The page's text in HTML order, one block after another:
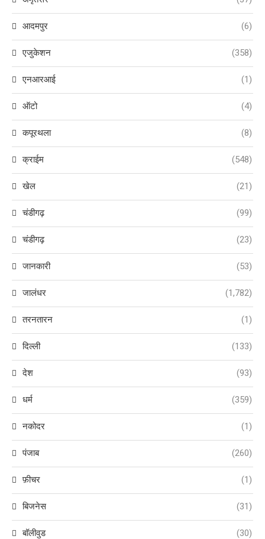
आदमपुर (6)
एजुकेशन (358)
एनआरआई (1)
ऑटो (4)
कपूरथला (8)
क्राईम (548)
खेल (21)
चंडीगढ़ (99)
चंडीगढ़ (23)
जानकारी (53)
जालंधर (1,782)
तरनतारन (1)
दिल्ली (133)
देश (93)
धर्म (359)
नकोदर (1)
पंजाब (260)
फ़ीचर (1)
बिजनेस (31)
बॉलीवुड (30)